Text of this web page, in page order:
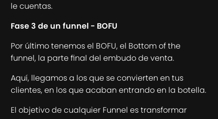
le cuentas.
Fase 3 de un funnel - BOFU
Por último tenemos el BOFU, el Bottom of the
funnel, la parte final del embudo de venta.
Aquí, llegamos a los que se convierten en tus
clientes, en los que acaban entrando en la botella.
El objetivo de cualquier Funnel es transformar